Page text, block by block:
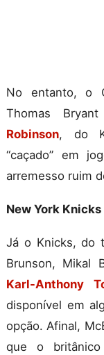
No entanto, o
Thomas
Robinson, do
“caçado” em
arremesso ruim
New York Knicks
Já o Knicks, do
Brunson, Mikal
Karl-Anthony
disponível em
opção. Afinal,
que o